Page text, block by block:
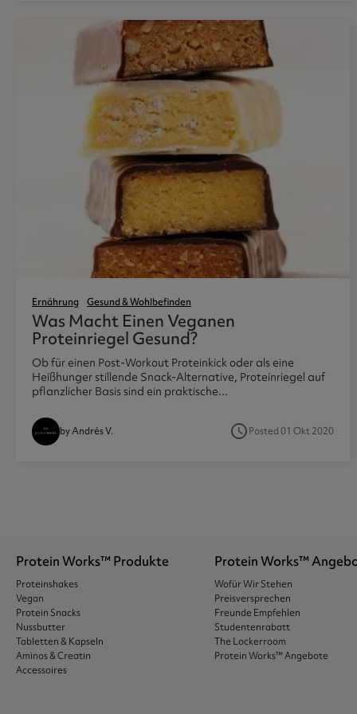
Ernährung Gesund & Wohlbefinden
Was Macht Einen Veganen
Proteinriegel Gesund?
Ob für einen Post-Workout Proteinkick oder als eine
Heißhunger stillende Snack-Alternative, Proteinriegel auf
pflanzlicher Basis sind ein praktische...
by Andrés V. access_timePosted 01 Okt 2020
Protein Works™ Produkte
Proteinshakes
Vegan
Protein Snacks
Nussbutter
Tabletten & Kapseln
Aminos & Creatin
Accessoires
Protein Works™
Wofür Wir Stehen
Preisversprechen
Freunde Empfehlen
Studentenrabatt
The Lockerroom
Protein Works™ Angebote